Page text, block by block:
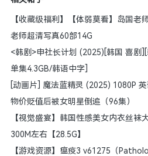
【收藏级福利】【体弱莫看】岛国老
老师超清写真60部14G
<韩剧>申社长计划 (2025)[韩国 喜剧
单集4.3GB/韩语中字]
[动画片] 魔法蓝精灵 (2025) 1080P 英
物价贬值后被女明星倒追（96集）
【视觉盛宴】韩国性感美女内衣丝袜
300M左右【28.5G】
【游戏资源】瘟疫3 v61275（